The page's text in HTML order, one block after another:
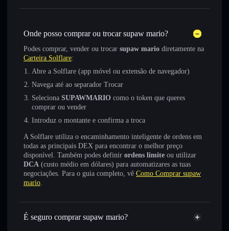
Onde posso comprar ou trocar supaw mario?
Podes comprar, vender ou trocar supaw mario diretamente na
Carteira Solflare:
Abre a Solflare (app móvel ou extensão de navegador)
Navega até ao separador Trocar
Seleciona SUPAWMARIO como o token que queres
comprar ou vender
Introduz o montante e confirma a troca
A Solflare utiliza o encaminhamento inteligente de ordens em
todas as principais DEX para encontrar o melhor preço
disponível. Também podes definir ordens limite ou utilizar
DCA (custo médio em dólares) para automatizares as tuas
negociações. Para o guia completo, vê Como Comprar supaw
mario.
É seguro comprar supaw mario?